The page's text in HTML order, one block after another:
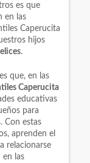
es que
en las
Caperucita
hijos
.
que, en las
Caperucita
educativas
para
Con estas
aprenden el
relacionarse
en las